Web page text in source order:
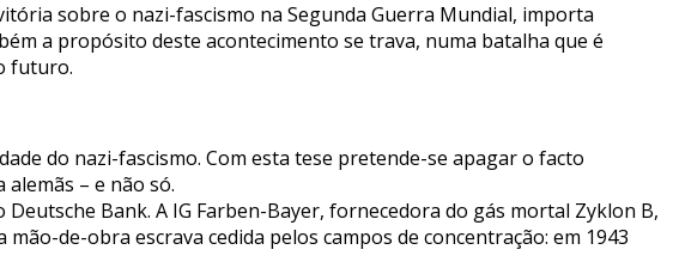
sobre o nazi-fascismo na Segunda Guerra Mundial, importa
a propósito deste acontecimento se trava, numa batalha que é
futuro.
do nazi-fascismo. Com esta tese pretende-se apagar o facto
– e não só.
Bank. A IG Farben-Bayer, fornecedora do gás mortal Zyklon B,
de-obra escrava cedida pelos campos de concentração: em 1943